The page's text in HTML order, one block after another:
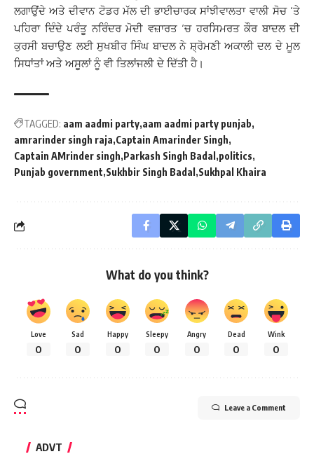
ਲਗਾਉਂਦੇ ਅਤੇ ਦੀਵਾਨ ਟੋਡਰ ਮੱਲ ਦੀ ਭਾਈਚਾਰਕ ਸਾਂਝੀਵਾਲਤਾ ਵਾਲੀ ਸੋਚ ‘ਤੇ
ਪਹਿਰਾ ਦਿੰਦੇ ਪਰੰਤੂ ਨਰਿੰਦਰ ਮੋਦੀ ਵਜ਼ਾਰਤ ‘ਚ ਹਰਸਿਮਰਤ ਕੌਰ ਬਾਦਲ ਦੀ
ਕੁਰਸੀ ਬਚਾਉਣ ਲਈ ਸੁਖਬੀਰ ਸਿੰਘ ਬਾਦਲ ਨੇ ਸ਼੍ਰੋਮਣੀ ਅਕਾਲੀ ਦਲ ਦੇ ਮੂਲ
ਸਿਧਾਂਤਾਂ ਅਤੇ ਅਸੂਲਾਂ ਨੂੰ ਵੀ ਤਿਲਾਂਜਲੀ ਦੇ ਦਿੱਤੀ ਹੈ।
TAGGED: aam aadmi party aam aadmi party punjab
amrarinder singh raja Captain Amarinder Singh
Captain AMrinder singh Parkash Singh Badal politics
Punjab government Sukhbir Singh Badal Sukhpal Khaira
What do you think?
Love
0
Sad
0
Happy
0
Sleepy
0
Angry
0
Dead
0
Wink
0
Leave a Comment
ADVT